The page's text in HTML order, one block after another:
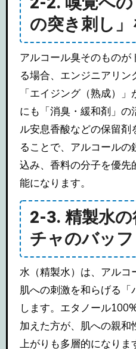
の突き刺し
アルコール臭そのもの
る場合、エンジニアリ
「エイジング（熟成）
にも「消臭・緩和剤」
ル安息香酸などの保留
ることで、アルコールの
込み、香料の分子を優
能になります。
2-3. 精製水
チャのバッフ
水（精製水）は、アルコ
肌への刺激を和らげる「
します。エタノール
加えた方が、肌への親和
上がりも多層的になりま